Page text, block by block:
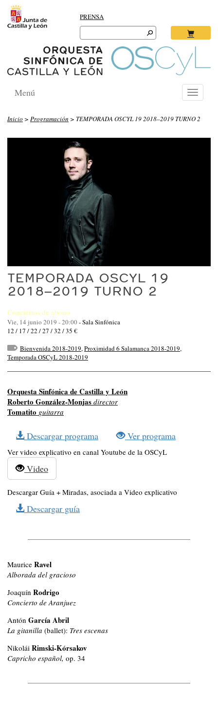
PRENSA
Search
for:
Toggle
Menú
Inicio > Programación > TEMPORADA OSCYL 19 2018–2019 TURNO 2
TEMPORADA OSCYL 19
2018–2019 TURNO 2
Conciertos de abono
Vie, 14 junio 2019 - 20:00-Sala Sinfónica
12 / 17 / 22 / 27 / 32 / 35 €
Bienvenida 2018-2019,Proximidad 6 Salamanca 2018-2019,
Temporada OSCyL 2018-2019
Orquesta Sinfónica de Castilla y León
Roberto González-Monjas director
Tomatito guitarra
Descargar programa Ver programa
Ver video explicativo en canal Youtube de la OSCyL
Video
Descargar Guía + Miradas, asociada a Video explicativo
Descargar guía
Maurice Ravel
Alborada del gracioso
Joaquín Rodrigo
Concierto de Aranjuez
Antón García Abril
La gitanilla (ballet): Tres escenas
Nikolái Rimski-Kórsakov
Capricho español, op. 34